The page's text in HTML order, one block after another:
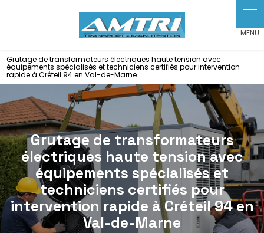
Grutage de transformateurs électriques haute tension avec
équipements spécialisés et techniciens certifiés pour intervention
rapide à Créteil 94 en Val-de-Marne
Grutage de transformateurs
électriques haute tension avec
équipements spécialisés et
techniciens certifiés pour
intervention rapide à Créteil 94 en
Val-de-Marne